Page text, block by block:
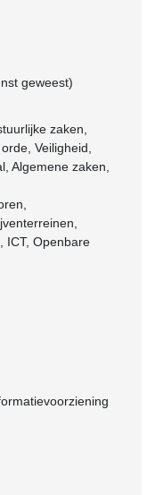
geweest)
zaken,
Veiligheid,
Algemene zaken,
ICT, Openbare